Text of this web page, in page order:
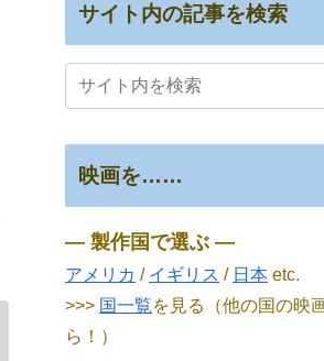
サイト内の記事を検索
映画を……
― 製作国で選ぶ ―
アメリカ / イギリス / 日本 etc.
>>> 国一覧を見る（他の国の映
ら！）